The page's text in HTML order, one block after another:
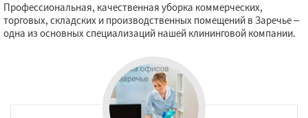
Профессиональная, качественная уборка коммерческих,
торговых, складских и производственных помещений в Заречье –
одна из основных специализаций нашей клининговой компании.